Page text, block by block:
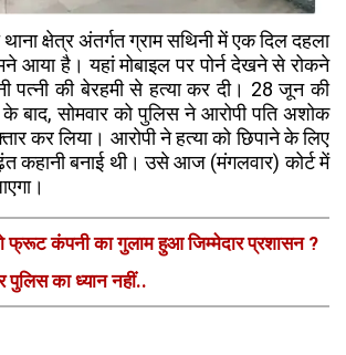
क्षेत्र अंतर्गत ग्राम सथिनी में एक दिल दहला
आया है। यहां मोबाइल पर पोर्न देखने से रोकने
पत्नी की बेरहमी से हत्या कर दी। 28 जून की
के बाद, सोमवार को पुलिस ने आरोपी पति अशोक
कर लिया। आरोपी ने हत्या को छिपाने के लिए
कहानी बनाई थी। उसे आज (मंगलवार) कोर्ट में
फ्रूट कंपनी का गुलाम हुआ जिम्मेदार प्रशासन ?
का ध्यान नहीं..